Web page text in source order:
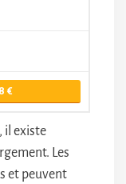
il existe
Les
et peuvent